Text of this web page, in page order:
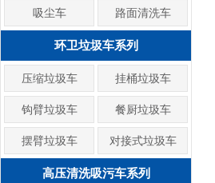
吸尘车 路面清洗车
环卫垃圾车系列
压缩垃圾车 挂桶垃圾车
钩臂垃圾车 餐厨垃圾车
摆臂垃圾车 对接式垃圾车
高压清洗吸污车系列